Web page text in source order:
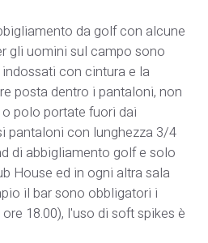
da golf con alcune
gli uomini sul campo sono
con cintura e la
posta dentro i pantaloni, non
polo portate fuori dai
pantaloni con lunghezza 3/4
di abbigliamento golf e solo
House ed in ogni altra sala
il bar sono obbligatori i
18.00), l'uso di soft spikes è